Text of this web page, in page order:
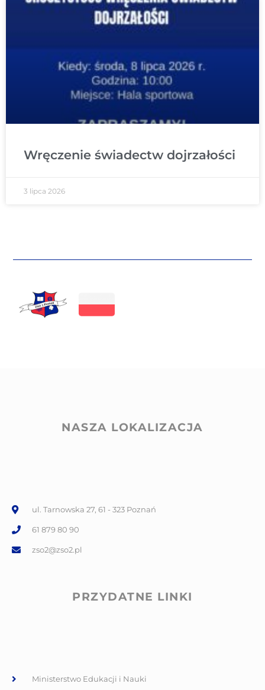
Wręczenie świadectw dojrzałości
3 lipca 2026
NASZA LOKALIZACJA
ul. Tarnowska 27, 61 - 323 Poznań
61 879 80 90
zso2@zso2.pl
PRZYDATNE LINKI
Ministerstwo Edukacji i Nauki